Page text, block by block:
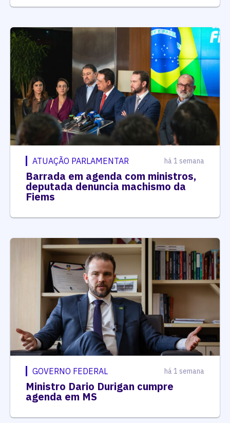
ATUAÇÃO PARLAMENTAR há 1 semana
Barrada em agenda com ministros,
deputada denuncia machismo da
Fiems
GOVERNO FEDERAL há 1 semana
Ministro Dario Durigan cumpre
agenda em MS